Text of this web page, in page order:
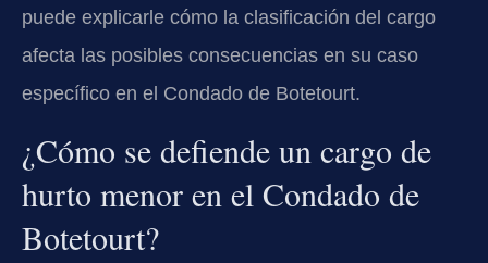
puede explicarle cómo la clasificación del cargo
afecta las posibles consecuencias en su caso
específico en el Condado de Botetourt.
¿Cómo se defiende un cargo de
hurto menor en el Condado de
Botetourt?